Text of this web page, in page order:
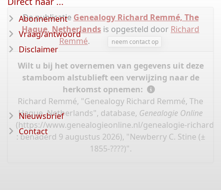
De publicatie Genealogy Richard Remmé, The
Hague, Netherlands is opgesteld door Richard
Remmé. neem contact op
Wilt u bij het overnemen van gegevens uit deze
stamboom alstublieft een verwijzing naar de
herkomst opnemen:
Richard Remmé, "Genealogy Richard Remmé, The
Hague, Netherlands", database, Genealogie Online
(https://www.genealogieonline.nl/genealogie-richard-
: benaderd 9 augustus 2026), "Newberry C. Stine (±
1855-????)".
Abonnement
Vraag/antwoord
Disclaimer
Nieuwsbrief
Contact